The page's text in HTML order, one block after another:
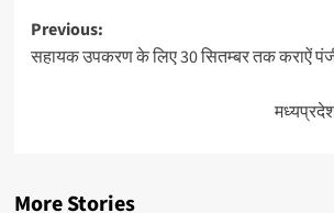
Post
navigation
Previous:
सहायक उपकरण के लिए 30 सितम्बर तक कराऐं
More Stories